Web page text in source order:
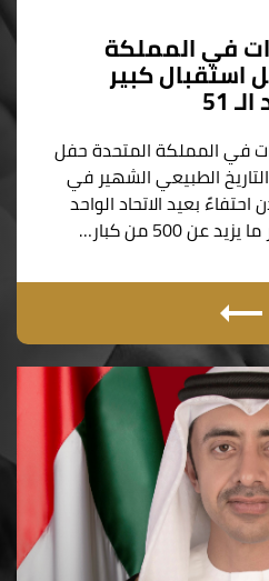
في المملكة
استقبال كبير
51
في المملكة المتحدة حفل
الطبيعي الشهير في
بعيد الاتحاد الواحد
500 من كبار…